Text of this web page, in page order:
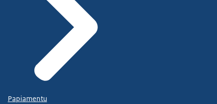
Papiamentu